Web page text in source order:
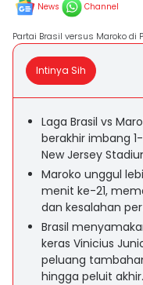
News Channel
Partai Brasil versus Maroko di
Intinya Sih
Laga Brasil vs
berakhir imbang
New Jersey
Maroko unggul
menit ke-21,
dan kesalahan
Brasil
keras Vinicius
peluang
hingga peluit akhir.